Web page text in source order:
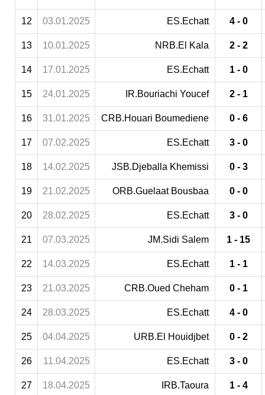
12 03.01.2025 ES.Echatt 4 - 0
13 10.01.2025 NRB.El Kala 2 - 2
14 17.01.2025 ES.Echatt 1 - 0
15 24.01.2025 IR.Bouriachi Youcef 2 - 1
16 31.01.2025 CRB.Houari Boumediene 0 - 6
17 07.02.2025 ES.Echatt 3 - 0
18 14.02.2025 JSB.Djeballa Khemissi 0 - 3
19 21.02.2025 ORB.Guelaat Bousbaa 0 - 0
20 28.02.2025 ES.Echatt 3 - 0
21 07.03.2025 JM.Sidi Salem 1 - 15
22 14.03.2025 ES.Echatt 1 - 1
23 21.03.2025 CRB.Oued Cheham 0 - 1
24 28.03.2025 ES.Echatt 4 - 0
25 04.04.2025 URB.El Houidjbet 0 - 2
26 11.04.2025 ES.Echatt 3 - 0
27 18.04.2025 IRB.Taoura 1 - 4